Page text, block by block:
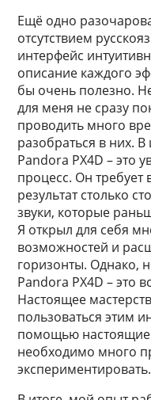
Ещё одно
отсутствием
интерфейс
описание каждого
бы очень полезно.
для меня не сразу
проводить много
разобраться в них.
Pandora PX4D – это
процесс. Он
результат столько
звуки, которые
Я открыл для себя
возможностей и
горизонты. Однако,
Pandora PX4D – это
Настоящее
пользоваться этим
помощью настоящие
необходимо много
экспериментировать.